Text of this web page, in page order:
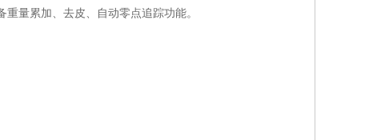
重量累加、去皮、自动零点追踪功能。